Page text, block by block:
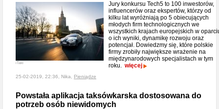
iTaxi
Jury konkursu Tech5 to 100 inwestorów,
influencerów oraz ekspertów, którzy od
kilku lat wyróżniają po 5 obiecujących
młodych firm technologicznych we
wszystkich krajach europejskich w
o ich wyniki, dynamikę rozwoju oraz
potencjał. Dowiedzmy się, które polskie
firmy zrobiły największe wrażenie na
międzynarodowych specjalistach w tym
roku. więcej
25-02-2019, 22:36, Nika, Pieniądze
Powstała aplikacja taksówkarska dostosowana do
potrzeb osób niewidomych